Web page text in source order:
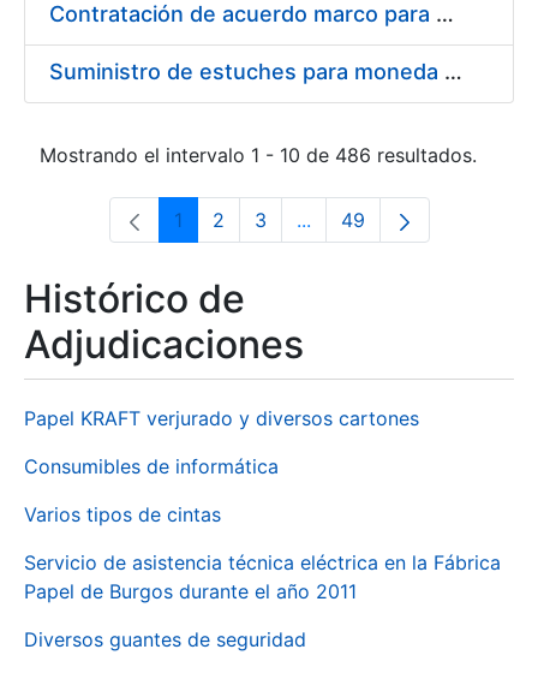
Contratación de acuerdo marco para el Suministro de Material de Electricidad para la Fábrica Nacional de Moneda y Timbre-Real Casa de la Moneda en su centro de trabajo de Burgos
Suministro de estuches para moneda de 30 €
Mostrando el intervalo 1 - 10 de 486 resultados.
Página
1 Página
2 Página
3 ...Páginas intermedias Use
Página
49
Histórico de
Adjudicaciones
Papel KRAFT verjurado y diversos cartones
Consumibles de informática
Varios tipos de cintas
Servicio de asistencia técnica eléctrica en la Fábrica
Papel de Burgos durante el año 2011
Diversos guantes de seguridad